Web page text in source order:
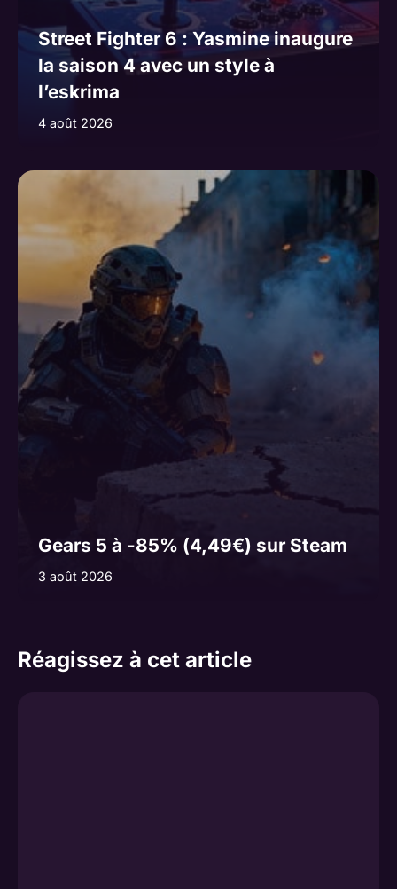
Street Fighter 6 : Yasmine inaugure
la saison 4 avec un style à
l’eskrima
4 août 2026
Gears 5 à -85% (4,49€) sur Steam
3 août 2026
Réagissez à cet article